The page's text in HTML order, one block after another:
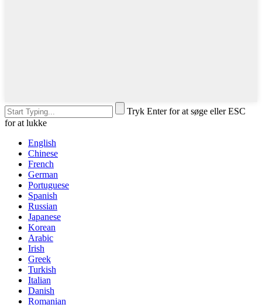
Tryk Enter for at søge eller ESC
for at lukke
English
Chinese
French
German
Portuguese
Spanish
Russian
Japanese
Korean
Arabic
Irish
Greek
Turkish
Italian
Danish
Romanian